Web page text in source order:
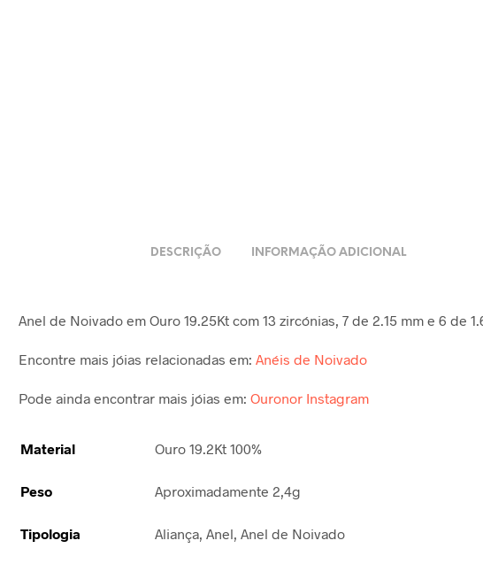
DESCRIÇÃO INFORMAÇÃO ADICIONAL
Anel de Noivado em Ouro 19.25Kt com 13 zircónias, 7 de 2.15 mm e 6 de
Encontre mais jóias relacionadas em: Anéis de Noivado
Pode ainda encontrar mais jóias em: Ouronor Instagram
Material Ouro 19.2Kt 100%
Peso Aproximadamente 2,4g
Tipologia Aliança, Anel, Anel de Noivado